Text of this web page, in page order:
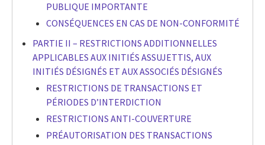
PUBLIQUE IMPORTANTE
CONSÉQUENCES EN CAS DE NON-CONFORMITÉ
PARTIE II – RESTRICTIONS ADDITIONNELLES
APPLICABLES AUX INITIÉS ASSUJETTIS, AUX
INITIÉS DÉSIGNÉS ET AUX ASSOCIÉS DÉSIGNÉS
RESTRICTIONS DE TRANSACTIONS ET
PÉRIODES D’INTERDICTION
RESTRICTIONS ANTI-COUVERTURE
PRÉAUTORISATION DES TRANSACTIONS